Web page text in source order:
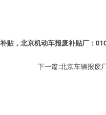
贴，北京机动车报废补贴厂：
下一篇:北京车辆报废